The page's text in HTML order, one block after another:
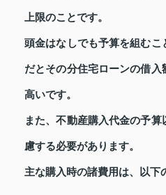
上限のことです。
頭金はなしでも予算を組むこ
だとその分住宅ローンの借
高いです。
また、不動産購入代金の予
慮する必要があります。
主な購入時の諸費用は、以下